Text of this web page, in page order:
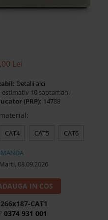
Lei
Detalii aici
estimativ 10 saptamani
(PRP): 14788
:
CAT4 CAT5 CAT6
Marti, 08.09.2026
IN COS
CAT1
0374 931 001